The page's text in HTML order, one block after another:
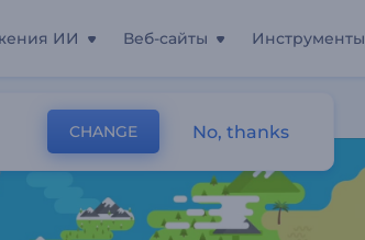
ИИ Веб-сайты Инструменты
CHANGE No, thanks